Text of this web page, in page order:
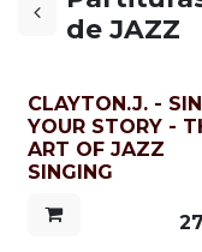
de JAZZ
CLAYTON.J. -
YOUR STORY -
ART OF JAZZ
SINGING